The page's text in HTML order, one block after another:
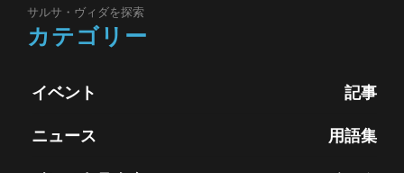
サルサ・ヴィダを探索
カテゴリー
記事
イベント
用語集
ニュース